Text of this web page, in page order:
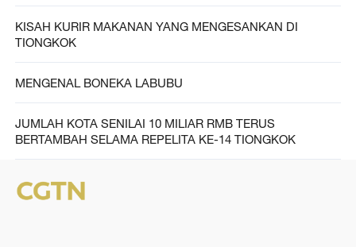
KISAH KURIR MAKANAN YANG MENGESANKAN DI
TIONGKOK
MENGENAL BONEKA LABUBU
JUMLAH KOTA SENILAI 10 MILIAR RMB TERUS
BERTAMBAH SELAMA REPELITA KE-14 TIONGKOK